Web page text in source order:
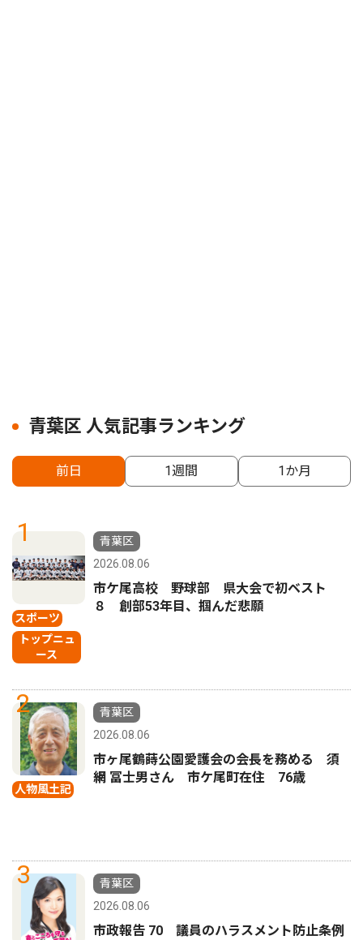
青葉区 人気記事ランキング
前日 1週間 1か月
1
スポーツ
トップニュ
ース
青葉区
2026.08.06
市ケ尾高校 野球部 県大会で初ベスト
８ 創部53年目、掴んだ悲願
2
人物風土記
青葉区
2026.08.06
市ヶ尾鶴蒔公園愛護会の会長を務める 須
網 冨士男さん 市ケ尾町在住 76歳
3
青葉区
2026.08.06
市政報告 70 議員のハラスメント防止条例